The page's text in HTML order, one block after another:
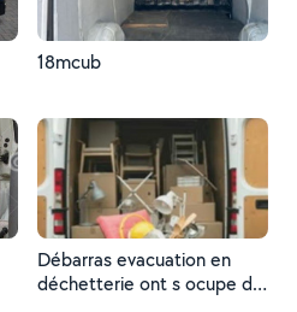
18mcub
Débarras evacuation en
déchetterie ont s ocupe de